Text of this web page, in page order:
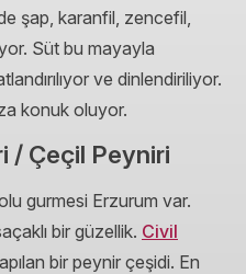
şap, karanfil, zencefil,
Süt bu mayayla
ve dinlendiriliyor.
konuk oluyor.
/ Çeçil Peyniri
gurmesi Erzurum var.
bir güzellik. Civil
bir peynir çeşidi. En